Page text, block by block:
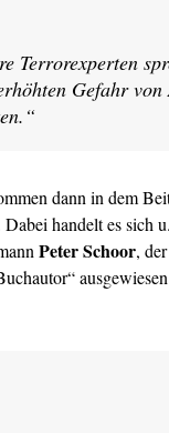
Terrorexperten
Gefahr von
dann in dem
handelt es sich
Peter Schoor,